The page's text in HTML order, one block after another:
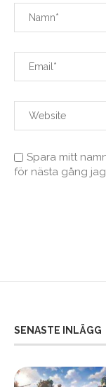
Spara mitt
för nästa gång
SENASTE INLÄGG